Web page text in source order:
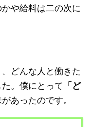
や給料は二の次に
どんな人と働きた
。僕にとって 「ど
あったのです。